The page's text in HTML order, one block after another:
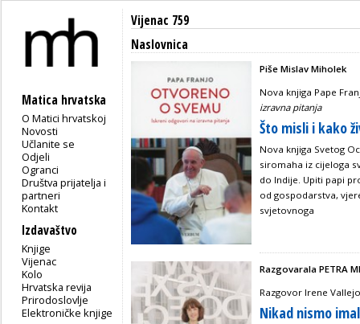
Matica hrvatska
O Matici hrvatskoj
Novosti
Učlanite se
Odjeli
Ogranci
Društva prijatelja i
partneri
Kontakt
Izdavaštvo
Knjige
Vijenac
Kolo
Hrvatska revija
Prirodoslovlje
Elektroničke knjige
Vijenac 759
Naslovnica
Piše Mislav Miholek
Nova knjiga Pape
izravna pitanja
Što misli i kako
Nova knjiga Svetog
siromaha iz cijeloga
do Indije. Upiti papi
od gospodarstva,
svjetovnoga
Razgovarala PETRA
Razgovor Irene
Nikad nismo